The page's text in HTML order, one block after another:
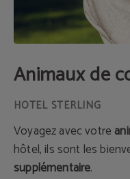
Animaux de
Voyagez avec votre
hôtel, ils sont les
supplémentaire.